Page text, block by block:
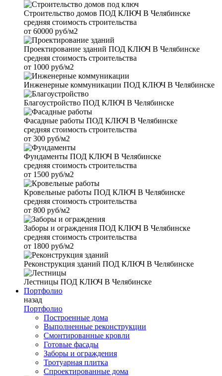
Строительство домов ПОД КЛЮЧ В Челябинске
средняя стоимость строительства
от 60000 руб/м2
Проектирование зданий ПОД КЛЮЧ В Челябинске
средняя стоимость строительства
от 1000 руб/м2
Инженерные коммуникации ПОД КЛЮЧ В Челябинске
Благоустройство ПОД КЛЮЧ В Челябинске
Фасадные работы ПОД КЛЮЧ В Челябинске
средняя стоимость строительства
от 300 руб/м2
Фундаменты ПОД КЛЮЧ В Челябинске
средняя стоимость строительства
от 1500 руб/м2
Кровельные работы ПОД КЛЮЧ В Челябинске
средняя стоимость строительства
от 800 руб/м2
Заборы и ограждения ПОД КЛЮЧ В Челябинске
средняя стоимость строительства
от 1800 руб/м2
Реконструкция зданий ПОД КЛЮЧ В Челябинске
Лестницы ПОД КЛЮЧ В Челябинске
Портфолио
назад
Портфолио
Построенные дома
Выполненные реконструкции
Смонтированные кровли
Готовые фасады
Заборы и ограждения
Тротуарная плитка
Спроектированные дома